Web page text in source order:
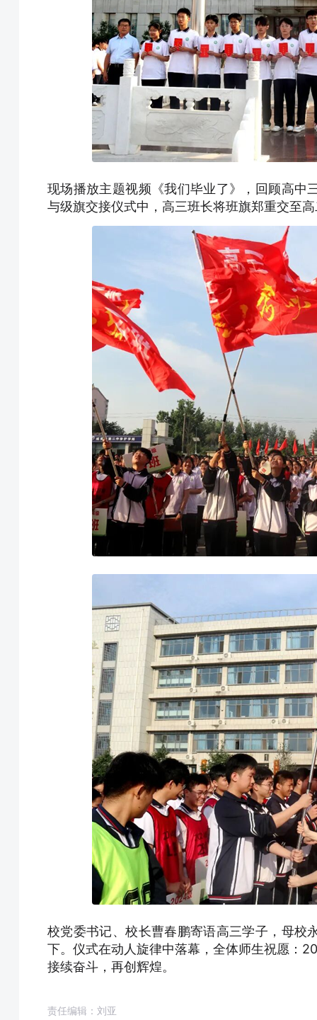
现场播放主题视频《我们毕业了》，回顾高中
与级旗交接仪式中，高三班长将班旗郑重交至
校党委书记、校长曹春鹏寄语高三学子，母校
下。仪式在动人旋律中落幕，全体师生祝愿：
接续奋斗，再创辉煌。
责任编辑：刘亚